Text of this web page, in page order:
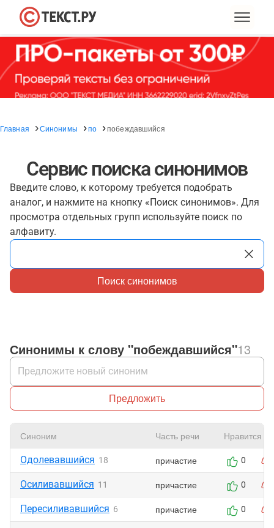
Главная Синонимы по побеждавшийся
Сервис поиска синонимов
Введите слово, к которому требуется подобрать
аналог, и нажмите на кнопку «Поиск синонимов». Для
просмотра отдельных групп используйте поиск по
алфавиту.
Поиск синонимов
Синонимы к слову "побеждавшийся"13
Предложить
Синоним Часть речи Нравится
Одолевавшийся 18 причастие 0
Осиливавшийся 11 причастие 0
Пересиливавшийся 6 причастие 0